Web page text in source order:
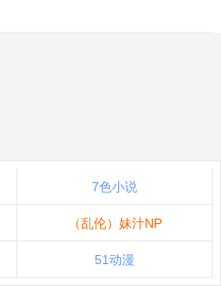
7色小说
（乱伦）妹汁NP
51动漫